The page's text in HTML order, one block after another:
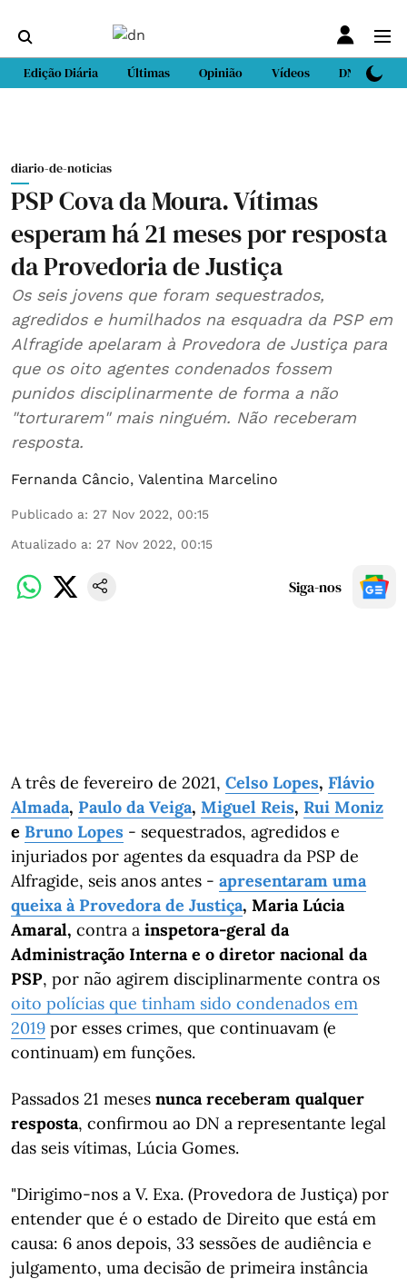
Edição Diária Últimas Opinião Vídeos DN Sport
diario-de-noticias
PSP Cova da Moura. Vítimas
esperam há 21 meses por resposta
da Provedoria de Justiça
Os seis jovens que foram sequestrados,
agredidos e humilhados na esquadra da PSP em
Alfragide apelaram à Provedora de Justiça para
que os oito agentes condenados fossem
punidos disciplinarmente de forma a não
"torturarem" mais ninguém. Não receberam
resposta.
Fernanda Câncio, Valentina Marcelino
Publicado a: 27 Nov 2022, 00:15
Atualizado a: 27 Nov 2022, 00:15
Siga-nos
A três de fevereiro de 2021, Celso Lopes, Flávio
Almada, Paulo da Veiga, Miguel Reis, Rui Moniz
e Bruno Lopes - sequestrados, agredidos e
injuriados por agentes da esquadra da PSP de
Alfragide, seis anos antes - apresentaram uma
queixa à Provedora de Justiça, Maria Lúcia
Amaral, contra a inspetora-geral da
Administração Interna e o diretor nacional da
PSP, por não agirem disciplinarmente contra os
oito polícias que tinham sido condenados em
2019 por esses crimes, que continuavam (e
continuam) em funções.
Passados 21 meses nunca receberam qualquer
resposta, confirmou ao DN a representante legal
das seis vítimas, Lúcia Gomes.
"Dirigimo-nos a V. Exa. (Provedora de Justiça) por
entender que é o estado de Direito que está em
causa: 6 anos depois, 33 sessões de audiência e
julgamento, uma decisão de primeira instância